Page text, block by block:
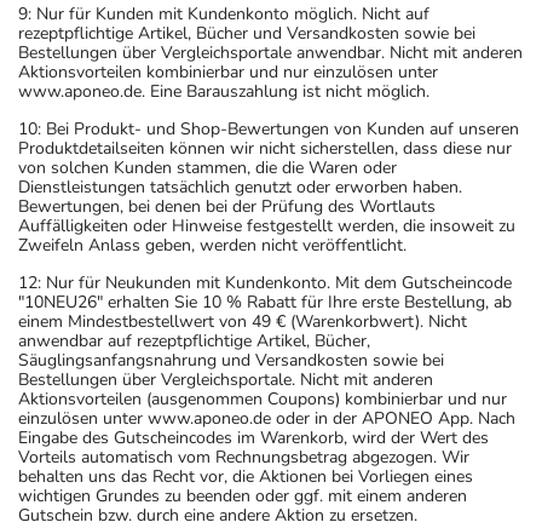
9: Nur für Kunden mit Kundenkonto möglich. Nicht auf
rezeptpflichtige Artikel, Bücher und Versandkosten sowie bei
Bestellungen über Vergleichsportale anwendbar. Nicht mit anderen
Aktionsvorteilen kombinierbar und nur einzulösen unter
www.aponeo.de. Eine Barauszahlung ist nicht möglich.
10: Bei Produkt- und Shop-Bewertungen von Kunden auf unseren
Produktdetailseiten können wir nicht sicherstellen, dass diese nur
von solchen Kunden stammen, die die Waren oder
Dienstleistungen tatsächlich genutzt oder erworben haben.
Bewertungen, bei denen bei der Prüfung des Wortlauts
Auffälligkeiten oder Hinweise festgestellt werden, die insoweit zu
Zweifeln Anlass geben, werden nicht veröffentlicht.
12: Nur für Neukunden mit Kundenkonto. Mit dem Gutscheincode
"10NEU26" erhalten Sie 10 % Rabatt für Ihre erste Bestellung, ab
einem Mindestbestellwert von 49 € (Warenkorbwert). Nicht
anwendbar auf rezeptpflichtige Artikel, Bücher,
Säuglingsanfangsnahrung und Versandkosten sowie bei
Bestellungen über Vergleichsportale. Nicht mit anderen
Aktionsvorteilen (ausgenommen Coupons) kombinierbar und nur
einzulösen unter www.aponeo.de oder in der APONEO App. Nach
Eingabe des Gutscheincodes im Warenkorb, wird der Wert des
Vorteils automatisch vom Rechnungsbetrag abgezogen. Wir
behalten uns das Recht vor, die Aktionen bei Vorliegen eines
wichtigen Grundes zu beenden oder ggf. mit einem anderen
Gutschein bzw. durch eine andere Aktion zu ersetzen.